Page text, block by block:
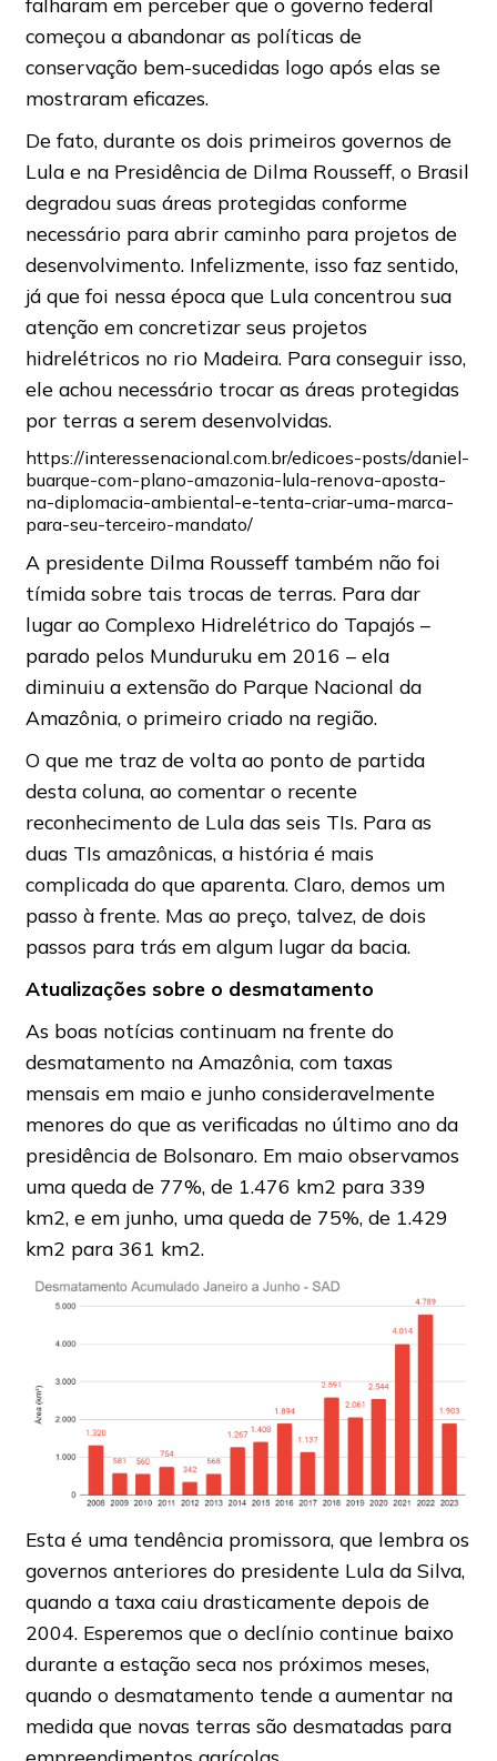
começou a abandonar as políticas de
conservação bem-sucedidas logo após elas se
mostraram eficazes.
De fato, durante os dois primeiros governos de
Lula e na Presidência de Dilma Rousseff, o Brasil
degradou suas áreas protegidas conforme
necessário para abrir caminho para projetos de
desenvolvimento. Infelizmente, isso faz sentido,
já que foi nessa época que Lula concentrou sua
atenção em concretizar seus projetos
hidrelétricos no rio Madeira. Para conseguir isso,
ele achou necessário trocar as áreas protegidas
por terras a serem desenvolvidas.
https://interessenacional.com.br/edicoes-posts/daniel-
buarque-com-plano-amazonia-lula-renova-aposta-
na-diplomacia-ambiental-e-tenta-criar-uma-marca-
para-seu-terceiro-mandato/
A presidente Dilma Rousseff também não foi
tímida sobre tais trocas de terras. Para dar
lugar ao Complexo Hidrelétrico do Tapajós –
parado pelos Munduruku em 2016 – ela
diminuiu a extensão do Parque Nacional da
Amazônia, o primeiro criado na região.
O que me traz de volta ao ponto de partida
desta coluna, ao comentar o recente
reconhecimento de Lula das seis TIs. Para as
duas TIs amazônicas, a história é mais
complicada do que aparenta. Claro, demos um
passo à frente. Mas ao preço, talvez, de dois
passos para trás em algum lugar da bacia.
Atualizações sobre o desmatamento
As boas notícias continuam na frente do
desmatamento na Amazônia, com taxas
mensais em maio e junho consideravelmente
menores do que as verificadas no último ano da
presidência de Bolsonaro. Em maio observamos
uma queda de 77%, de 1.476 km2 para 339
km2, e em junho, uma queda de 75%, de 1.429
km2 para 361 km2.
Esta é uma tendência promissora, que lembra os
governos anteriores do presidente Lula da Silva,
quando a taxa caiu drasticamente depois de
2004. Esperemos que o declínio continue baixo
durante a estação seca nos próximos meses,
quando o desmatamento tende a aumentar na
medida que novas terras são desmatadas para